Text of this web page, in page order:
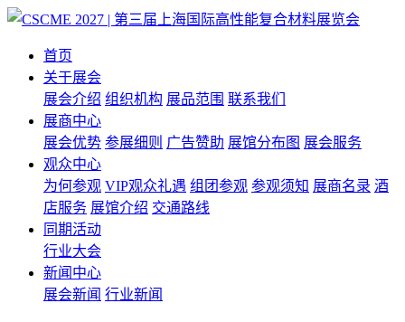
首页
关于展会
展会介绍 组织机构 展品范围 联系我们
展商中心
展会优势 参展细则 广告赞助 展馆分布图 展会服务
观众中心
为何参观 VIP观众礼遇 组团参观 参观须知 展商名录 酒
店服务 展馆介绍 交通路线
同期活动
行业大会
新闻中心
展会新闻 行业新闻